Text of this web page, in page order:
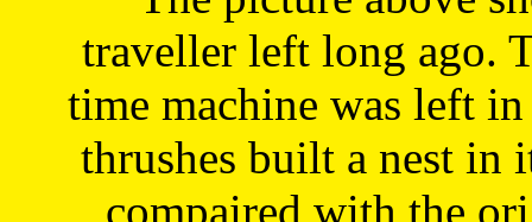
traveller left long ago.
time machine was left
thrushes built a nest in
compaired with the